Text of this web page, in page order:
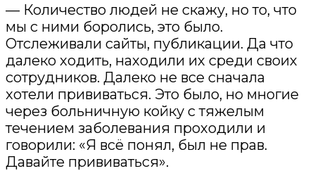
— Количество людей не скажу, но то, что
мы с ними боролись, это было.
Отслеживали сайты, публикации. Да что
далеко ходить, находили их среди своих
сотрудников. Далеко не все сначала
хотели прививаться. Это было, но многие
через больничную койку с тяжелым
течением заболевания проходили и
говорили: «Я всё понял, был не прав.
Давайте прививаться».